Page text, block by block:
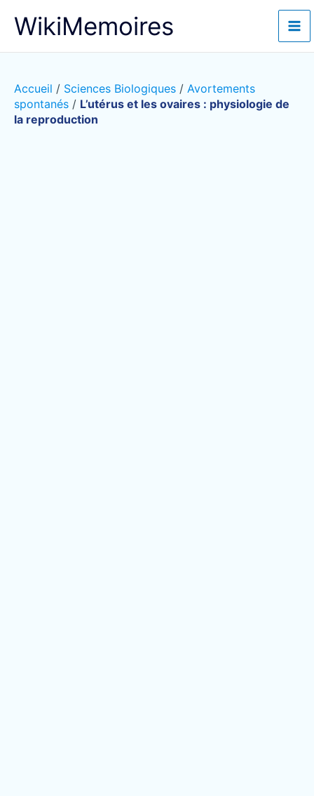
WikiMemoires
Accueil / Sciences Biologiques / Avortements
spontanés / L’utérus et les ovaires : physiologie de
la reproduction